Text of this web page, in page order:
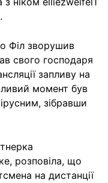
Філ зворушив
свого господаря
запливу на
момент був
зібравши
розповіла, що
на дистанції